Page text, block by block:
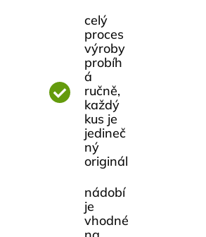
celý
proces
výroby
probíh
á
ručně,
každý
kus je
jedineč
ný
originál
nádobí
je
vhodné